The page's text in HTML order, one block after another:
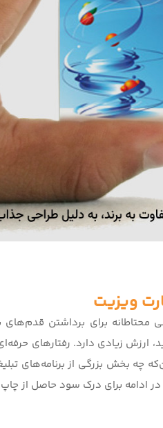
ویزیت
محتاطانه برای برداشتن
ارزش زیادی دارد. رفتارهای
بخش بزرگی از برنامه‌های
در ادامه برای درک سود حاصل از